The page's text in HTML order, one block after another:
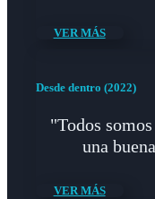
VER MÁS
Desde dentro (2022)
"Todos
una
VER MÁS